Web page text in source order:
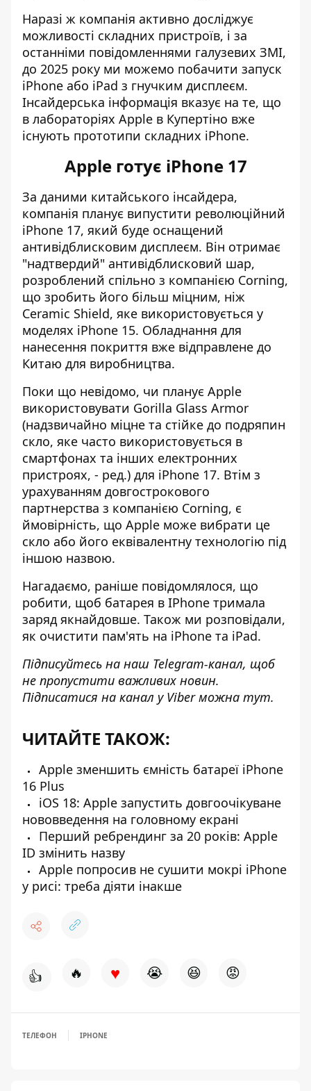
Наразі ж компанія активно досліджує
можливості складних пристроїв, і за
останніми повідомленнями галузевих ЗМІ,
до 2025 року ми можемо побачити запуск
iPhone або iPad з гнучким дисплеєм.
Інсайдерська інформація вказує на те, що
в лабораторіях Apple в Купертіно вже
існують прототипи складних iPhone.
Apple готує iPhone 17
За даними китайського інсайдера,
компанія планує випустити революційний
iPhone 17, який буде оснащений
антивідблисковим дисплеєм. Він отримає
"надтвердий" антивідблисковий шар,
розроблений спільно з компанією Corning,
що зробить його більш міцним, ніж
Ceramic Shield, яке використовується у
моделях iPhone 15. Обладнання для
нанесення покриття вже відправлене до
Китаю для виробництва.
Поки що невідомо, чи планує Apple
використовувати Gorilla Glass Armor
(надзвичайно міцне та стійке до подряпин
скло, яке часто використовується в
смартфонах та інших електронних
пристроях, - ред.) для iPhone 17. Втім з
урахуванням довгострокового
партнерства з компанією Corning, є
ймовірність, що Apple може вибрати це
скло або його еквівалентну технологію під
іншою назвою.
Нагадаємо, раніше повідомлялося, що
робити, щоб батарея в IPhone тримала
заряд якнайдовше. Також ми розповідали,
як очистити пам'ять на iPhone та iPad.
Підписуйтесь на наш Telegram-канал, щоб
не пропустити важливих новин.
Підписатися на канал у Viber можна тут.
ЧИТАЙТЕ ТАКОЖ:
Apple зменшить ємність батареї iPhone
16 Plus
iOS 18: Apple запустить довгоочікуване
нововведення на головному екрані
Перший ребрендинг за 20 років: Apple
ID змінить назву
Apple попросив не сушити мокрі iPhone
у рисі: треба діяти інакше
👍 🔥 ♥ 😭 😆 😡
ТЕЛЕФОН IPHONE